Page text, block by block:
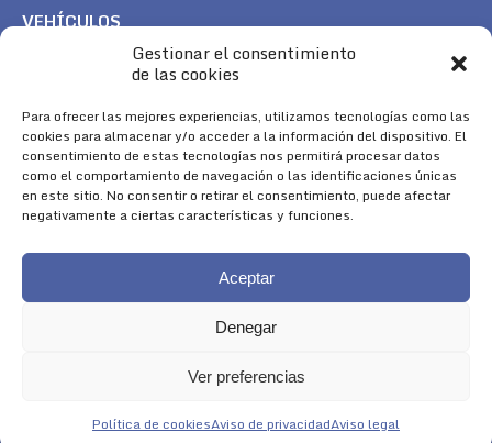
Gestionar el consentimiento
de las cookies
Para ofrecer las mejores experiencias, utilizamos tecnologías como las
cookies para almacenar y/o acceder a la información del dispositivo. El
consentimiento de estas tecnologías nos permitirá procesar datos
como el comportamiento de navegación o las identificaciones únicas
en este sitio. No consentir o retirar el consentimiento, puede afectar
negativamente a ciertas características y funciones.
Aceptar
Denegar
Ver preferencias
Política de cookiesAviso de privacidadAviso legal
VEHÍCULOS
TREK
SÍGUENOS
Encuéntranos en:
Facebook
page
YouTube
page
Instagram
page
Aviso Legal|Política de Cookies